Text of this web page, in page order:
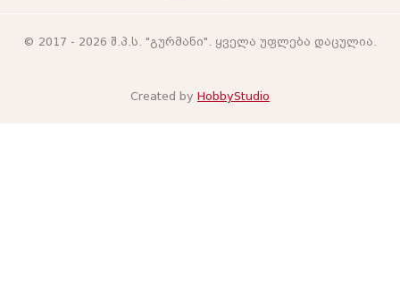
© 2017 - 2026 შ.პ.ს. "გურმანი". ყველა უფლება დაცულია.
Created by HobbyStudio